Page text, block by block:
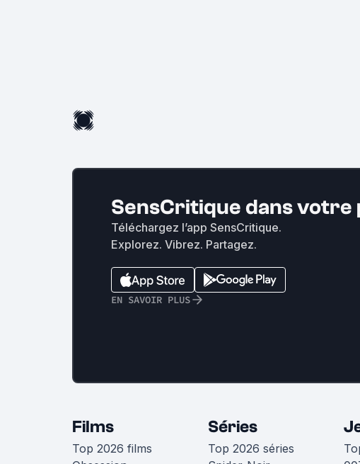
SensCritique dans votre
Téléchargez l’app SensCritique.
Explorez. Vibrez. Partagez.
EN SAVOIR PLUS
Films
Top 2026 films
Séries
Top 2026 séries